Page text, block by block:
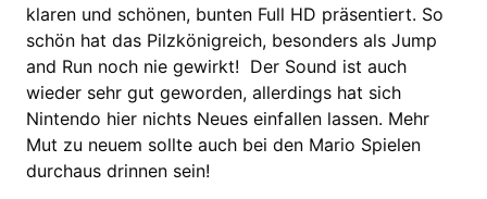
klaren und schönen, bunten Full HD präsentiert. So
schön hat das Pilzkönigreich, besonders als Jump
and Run noch nie gewirkt! Der Sound ist auch
wieder sehr gut geworden, allerdings hat sich
Nintendo hier nichts Neues einfallen lassen. Mehr
Mut zu neuem sollte auch bei den Mario Spielen
durchaus drinnen sein!